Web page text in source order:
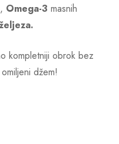
, Omega-3 masnih
kompletniji obrok bez
džem!